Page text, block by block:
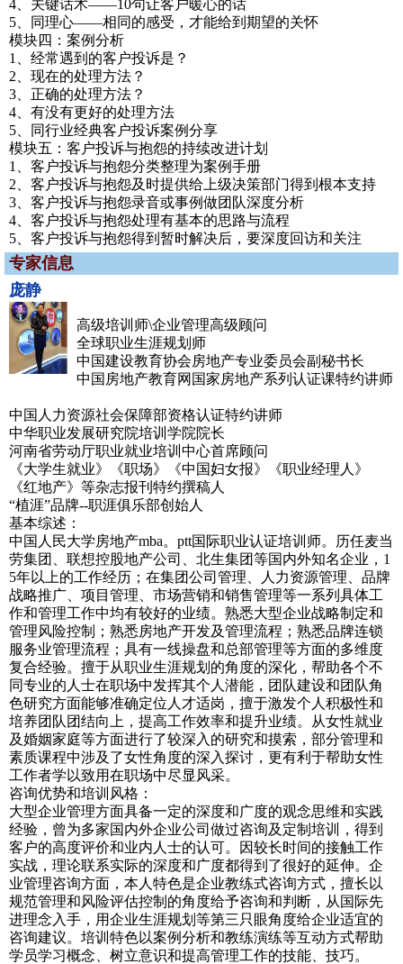
4、关键话术——10句让客户暖心的话
5、同理心——相同的感受，才能给到期望的关怀
模块四：案例分析
1、经常遇到的客户投诉是？
2、现在的处理方法？
3、正确的处理方法？
4、有没有更好的处理方法
5、同行业经典客户投诉案例分享
模块五：客户投诉与抱怨的持续改进计划
1、客户投诉与抱怨分类整理为案例手册
2、客户投诉与抱怨及时提供给上级决策部门得到根本支持
3、客户投诉与抱怨录音或事例做团队深度分析
4、客户投诉与抱怨处理有基本的思路与流程
5、客户投诉与抱怨得到暂时解决后，要深度回访和关注
专家信息
庞静
高级培训师\企业管理高级顾问
全球职业生涯规划师
中国建设教育协会房地产专业委员会副秘书长
中国房地产教育网国家房地产系列认证课特约讲师
中国人力资源社会保障部资格认证特约讲师
中华职业发展研究院培训学院院长
河南省劳动厅职业就业培训中心首席顾问
《大学生就业》《职场》《中国妇女报》《职业经理人》
《红地产》等杂志报刊特约撰稿人
“植涯”品牌--职涯俱乐部创始人
基本综述：
中国人民大学房地产mba。ptt国际职业认证培训师。历任麦当
劳集团、联想控股地产公司、北生集团等国内外知名企业，1
5年以上的工作经历；在集团公司管理、人力资源管理、品牌
战略推广、项目管理、市场营销和销售管理等一系列具体工
作和管理工作中均有较好的业绩。熟悉大型企业战略制定和
管理风险控制；熟悉房地产开发及管理流程；熟悉品牌连锁
服务业管理流程；具有一线操盘和总部管理等方面的多维度
复合经验。擅于从职业生涯规划的角度的深化，帮助各个不
同专业的人士在职场中发挥其个人潜能，团队建设和团队角
色研究方面能够准确定位人才适岗，擅于激发个人积极性和
培养团队团结向上，提高工作效率和提升业绩。从女性就业
及婚姻家庭等方面进行了较深入的研究和摸索，部分管理和
素质课程中涉及了女性角度的深入探讨，更有利于帮助女性
工作者学以致用在职场中尽显风采。
咨询优势和培训风格：
大型企业管理方面具备一定的深度和广度的观念思维和实践
经验，曾为多家国内外企业公司做过咨询及定制培训，得到
客户的高度评价和业内人士的认可。因较长时间的接触工作
实战，理论联系实际的深度和广度都得到了很好的延伸。企
业管理咨询方面，本人特色是企业教练式咨询方式，擅长以
规范管理和风险评估控制的角度给予咨询和判断，从国际先
进理念入手，用企业生涯规划等第三只眼角度给企业适宜的
咨询建议。培训特色以案例分析和教练演练等互动方式帮助
学员学习概念、树立意识和提高管理工作的技能、技巧。